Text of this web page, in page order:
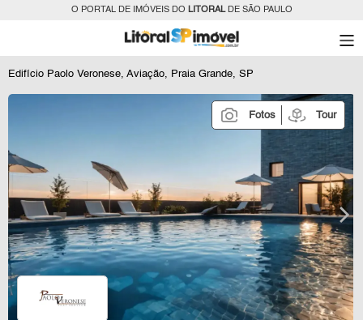
O PORTAL DE IMÓVEIS DO LITORALDE SÃO PAULO
Edifício Paolo Veronese, Aviação, Praia Grande, SP
Fotos Tour